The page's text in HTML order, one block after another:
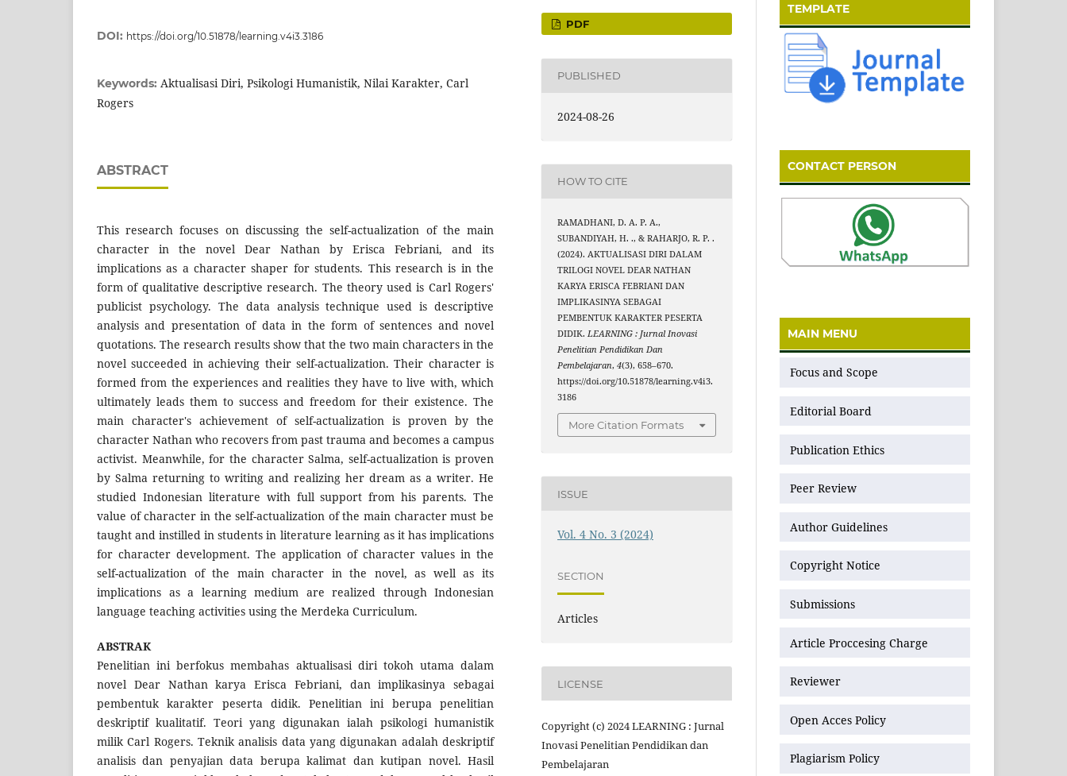
DOI: https://doi.org/10.51878/learning.v4i3.3186
Keywords: Aktualisasi Diri, Psikologi Humanistik, Nilai Karakter, Carl
Rogers
ABSTRACT
This research focuses on discussing the self-actualization of the main
character in the novel Dear Nathan by Erisca Febriani, and its
implications as a character shaper for students. This research is in the
form of qualitative descriptive research. The theory used is Carl Rogers'
publicist psychology. The data analysis technique used is descriptive
analysis and presentation of data in the form of sentences and novel
quotations. The research results show that the two main characters in the
novel succeeded in achieving their self-actualization. Their character is
formed from the experiences and realities they have to live with, which
ultimately leads them to success and freedom for their existence. The
main character's achievement of self-actualization is proven by the
character Nathan who recovers from past trauma and becomes a campus
activist. Meanwhile, for the character Salma, self-actualization is proven
by Salma returning to writing and realizing her dream as a writer. He
studied Indonesian literature with full support from his parents. The
value of character in the self-actualization of the main character must be
taught and instilled in students in literature learning as it has implications
for character development. The application of character values in the
self-actualization of the main character in the novel, as well as its
implications as a learning medium are realized through Indonesian
language teaching activities using the Merdeka Curriculum.
ABSTRAK
Penelitian ini berfokus membahas aktualisasi diri tokoh utama dalam
novel Dear Nathan karya Erisca Febriani, dan implikasinya sebagai
pembentuk karakter peserta didik. Penelitian ini berupa penelitian
deskriptif kualitatif. Teori yang digunakan ialah psikologi humanistik
milik Carl Rogers. Teknik analisis data yang digunakan adalah deskriptif
analisis dan penyajian data berupa kalimat dan kutipan novel. Hasil
PDF
PUBLISHED
2024-08-26
HOW TO CITE
RAMADHANI, D. A. P. A.,
SUBANDIYAH, H. ., & RAHARJO, R. P. .
(2024). AKTUALISASI DIRI DALAM
TRILOGI NOVEL DEAR NATHAN
KARYA ERISCA FEBRIANI DAN
IMPLIKASINYA SEBAGAI
PEMBENTUK KARAKTER PESERTA
DIDIK. LEARNING : Jurnal Inovasi
Penelitian Pendidikan Dan
Pembelajaran,4(3), 658–670.
https://doi.org/10.51878/learning.v4i3.
3186
More Citation Formats
ISSUE
Vol. 4 No. 3 (2024)
SECTION
Articles
LICENSE
Copyright (c) 2024 LEARNING : Jurnal
Inovasi Penelitian Pendidikan dan
Pembelajaran
TEMPLATE
CONTACT PERSON
MAIN MENU
Focus and Scope
Editorial Board
Publication Ethics
Peer Review
Author Guidelines
Copyright Notice
Submissions
Article Proccesing Charge
Reviewer
Open Acces Policy
Plagiarism Policy